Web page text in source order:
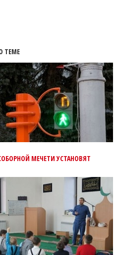
ТЕМЕ
МЕЧЕТИ УСТАНОВЯТ